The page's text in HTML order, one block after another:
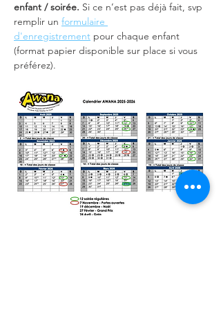
enfant / soirée. Si ce n’est pas déjà fait, svp
remplir un formulaire
d'enregistrement pour chaque enfant
(format papier disponible sur place si vous
préférez).